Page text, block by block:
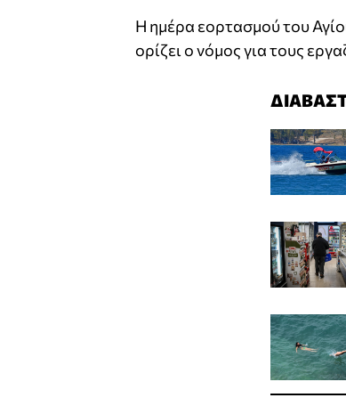
Η ημέρα εορτασμού του
ορίζει ο νόμος για τους